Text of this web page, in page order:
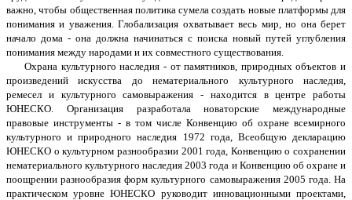
важно, чтобы общественная политика сумела создать новые платформы для
понимания и уважения. Глобализация охватывает весь мир, но она берет
начало дома - она должна начинаться с поиска новый путей углубления
понимания между народами и их совместного существования.
Охрана культурного наследия - от памятников, природных объектов и
произведений искусства до нематериального культурного наследия,
ремесел и культурного самовыражения - находится в центре работы
ЮНЕСКО. Организация разработала новаторские международные
правовые инструменты - в том числе Конвенцию об охране всемирного
культурного и природного наследия 1972 года, Всеобщую декларацию
ЮНЕСКО о культурном разнообразии 2001 года, Конвенцию о сохранении
нематериального культурного наследия 2003 года и Конвенцию об охране и
поощрении разнообразия форм культурного самовыражения 2005 года. На
практическом уровне ЮНЕСКО руководит инновационными проектами,